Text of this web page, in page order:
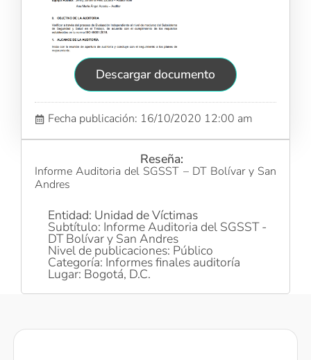
Descargar documento
Fecha publicación: 16/10/2020 12:00 am
Reseña:
Informe Auditoria del SGSST – DT Bolívar y San
Andres
Entidad: Unidad de Víctimas
Subtítulo: Informe Auditoria del SGSST -
DT Bolívar y San Andres
Nivel de publicaciones: Público
Categoría: Informes finales auditoría
Lugar: Bogotá, D.C.